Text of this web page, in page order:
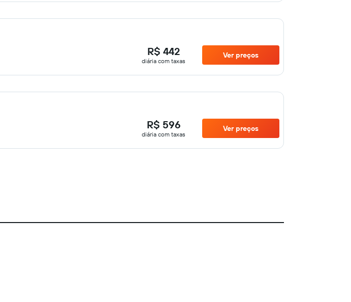
R$ 442
diária com taxas
Ver preços
R$ 596
diária com taxas
Ver preços